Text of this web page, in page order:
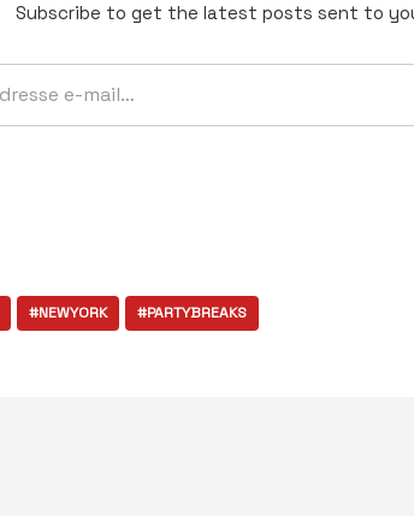
Subscribe to get the latest posts sent to
#NEWYORK #PARTYBREAKS